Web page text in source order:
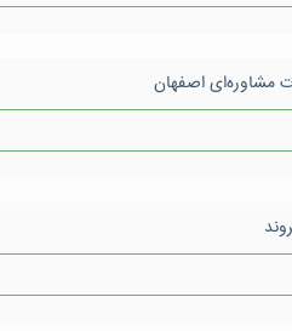
مشاوره‌ای اصفهان